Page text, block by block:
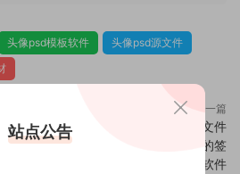
头像psd模板软件
头像psd源文件
文件
的签
下一篇
690头像psd素材源码模板源文件
QQ微信抖音快手小红书很火的签
名百家姓氏头像制作教程软件
站点公告